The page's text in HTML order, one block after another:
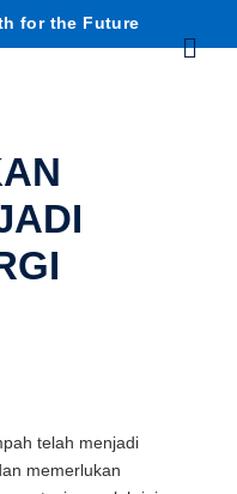
for the Future
Menu
telah menjadi
memerlukan